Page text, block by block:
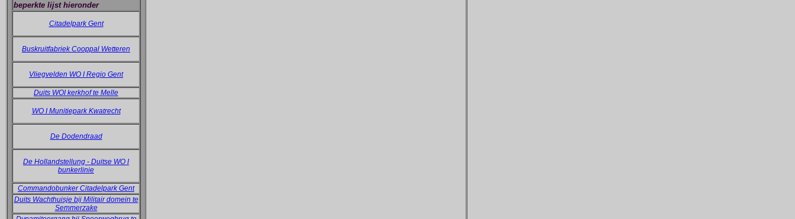
beperkte lijst hieronder
Citadelpark Gent
Buskruitfabriek Cooppal Wetteren
Vliegvelden WO I Regio Gent
Duits WOI kerkhof te Melle
WO I Munitiepark Kwatrecht
De Dodendraad
De Hollandstellung - Duitse WO I
bunkerlinie
Commandobunker Citadelpark Gent
Duits Wachthuisje bij Militair domein te
Semmerzake